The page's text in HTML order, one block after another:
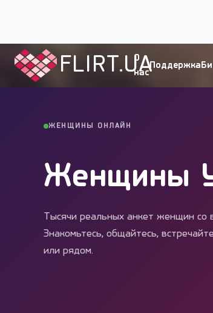
FLIRT.UA
О
нас
Поддержка
Flirt.ua Женщины
ЖЕНЩИНЫ ОНЛАЙН
Женщины
Тысячи реальных анкет женщин со
Знакомьтесь, общайтесь,
или рядом.